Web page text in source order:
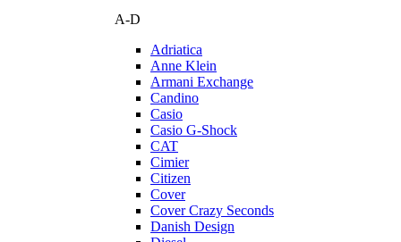
A-D
Adriatica
Anne Klein
Armani Exchange
Candino
Casio
Casio G-Shock
CAT
Cimier
Citizen
Cover
Cover Crazy Seconds
Danish Design